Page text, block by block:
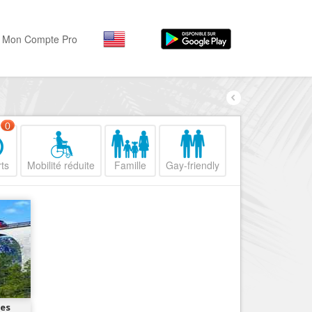
Hôtels, ...
Visiter
Par quartiers
Nice Promenade du
Nice le Port
Mon Compte Pro
0
Mobilité réduite Famille Gay-friendly